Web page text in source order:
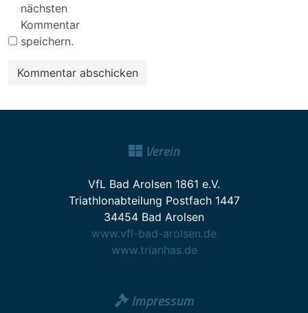
nächsten
Kommentar
speichern.
Verein
VfL Bad Arolsen 1861 e.V.
Triathlonabteilung Postfach 1447
34454 Bad Arolsen
www.vfl-bad-arolsen.de
www.trianhas.de
Impressum